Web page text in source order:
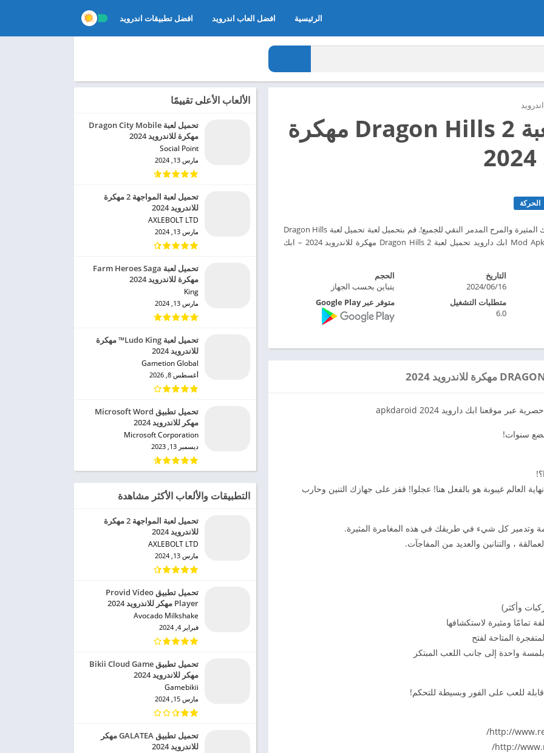
الرئيسية افضل العاب اندرويد افضل تطبيقات اندرويد
تحميل لعبة Dragon Hills 2 مهكرة
الحركة
الكسالى والتنين والمعارك المثيرة والمرح المدمر النقي للجميع!. قم بتحميل لعبة تحميل لعبة Dragon Hills
2 الآن مجاناً من Mod Apkdaroid ابك دارويد تحميل لعبة Dragon Hills 2 مهكرة للاندرويد 2024 – ابك
التاريخ
2024/06/16
الحجم
يتباين بحسب الجهاز
متطلبات التشغيل
6.0
متوفر عبر Google Play
حصرية عبر موقعنا ابك دارويد 2024 apkdaroid
بضع سنوات!
العالم غيبوبة هو بالفعل هنا! عجلوا! قفز على جهازك التنين وحارب
وتدمير كل شيء في طريقك في هذه المغامرة المثيرة.
، والتنانين والعديد من المفاجآت.
وأكثر)
المتاحة لفتح
واحدة إلى جانب اللعب المبتكر
للعب على الفور وبسيطة للتحكم!
الألعاب الأعلى تقييمًا
تحميل لعبة Dragon City Mobile
مهكرة للاندرويد 2024
Social Point‏
مارس 13, 2024
تحميل لعبة المواجهة 2 مهكرة
للاندرويد 2024
AXLEBOLT LTD‏
مارس 13, 2024
تحميل لعبة Farm Heroes Saga
مهكرة للاندرويد 2024
King‏
مارس 13, 2024
تحميل لعبة Ludo King™ مهكرة
للاندرويد 2024
Gametion Global‏
أغسطس 8, 2026
تحميل تطبيق Microsoft Word
مهكر للاندرويد 2024
Microsoft Corporation‏
ديسمبر 13, 2023
التطبيقات والألعاب الأكثر مشاهدة
تحميل لعبة المواجهة 2 مهكرة
للاندرويد 2024
AXLEBOLT LTD‏
مارس 13, 2024
تحميل تطبيق Provid Video
Player مهكر للاندرويد 2024
Avocado Milkshake‏
فبراير 4, 2024
تحميل تطبيق Bikii Cloud Game
مهكر للاندرويد 2024
Gamebikii‏
مارس 15, 2024
تحميل تطبيق GALATEA مهكر
للاندرويد 2024